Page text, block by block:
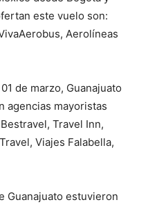
este vuelo son:
Aerolíneas
de marzo, Guanajuato
agencias mayoristas
Travel Inn,
Viajes Falabella,
Guanajuato estuvieron